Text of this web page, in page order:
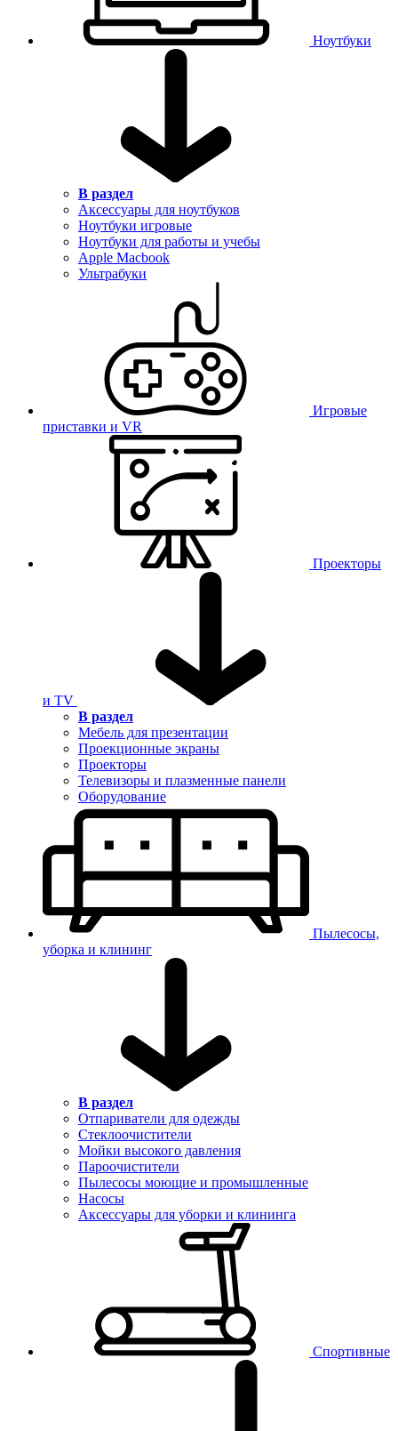
Ноутбуки
В раздел
Аксессуары для ноутбуков
Ноутбуки игровые
Ноутбуки для работы и учебы
Apple Macbook
Ультрабуки
Игровые
приставки и VR
Проекторы
и TV
В раздел
Мебель для презентации
Проекционные экраны
Проекторы
Телевизоры и плазменные панели
Оборудование
Пылесосы,
уборка и клининг
В раздел
Отпариватели для одежды
Стеклоочистители
Мойки высокого давления
Пароочистители
Пылесосы моющие и промышленные
Насосы
Аксессуары для уборки и клининга
Спортивные